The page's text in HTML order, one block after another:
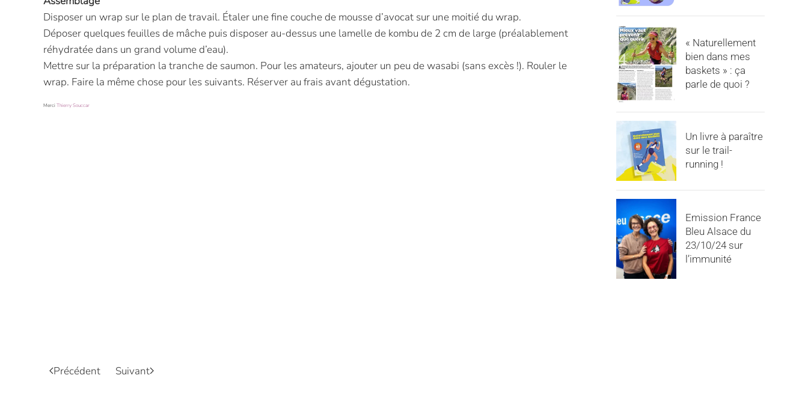
Disposer un wrap sur le plan de travail. Étaler une fine couche de mousse d’avocat sur une moitié du wrap.
Déposer quelques feuilles de mâche puis disposer au-dessus une lamelle de kombu de 2 cm de large (préalablement
réhydratée dans un grand volume d’eau).
Mettre sur la préparation la tranche de saumon. Pour les amateurs, ajouter un peu de wasabi (sans excès !). Rouler le
wrap. Faire la même chose pour les suivants. Réserver au frais avant dégustation.
MerciThierry Souccar
« Naturellement
bien dans mes
baskets » : ça
parle de quoi ?
Un livre à paraître
sur le trail-
running !
Emission France
Bleu Alsace du
23/10/24 sur
l’immunité
Précédent Suivant